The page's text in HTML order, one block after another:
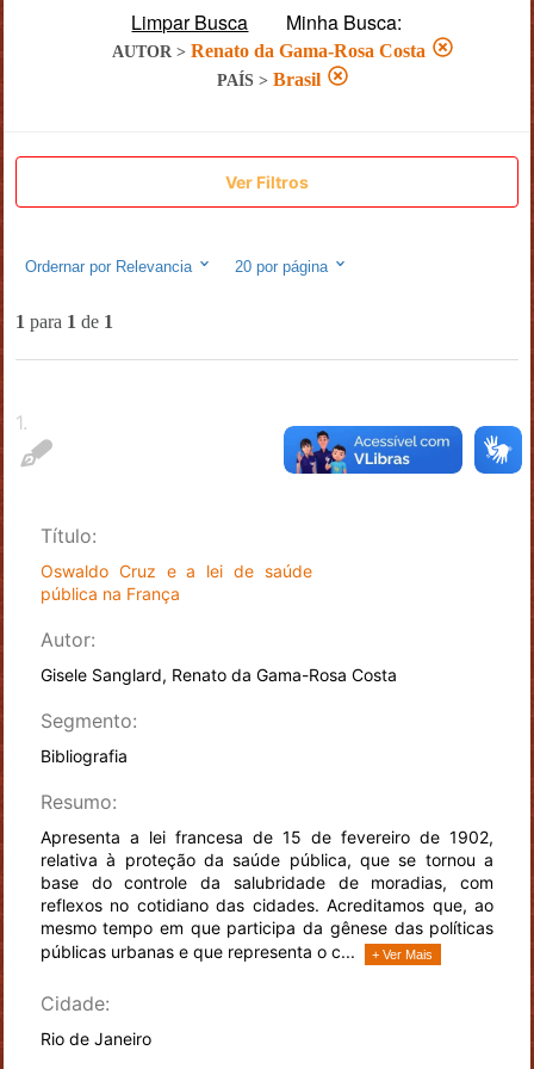
Limpar Busca Minha Busca:
AUTOR> Renato da Gama-Rosa Costa
PAÍS> Brasil
Ver Filtros
Ordernar por Relevancia 20por página
1 para 1 de 1
1.
Título:
Oswaldo Cruz e a lei de saúde
pública na França
Autor:
Gisele Sanglard, Renato da Gama-Rosa Costa
Segmento:
Bibliografia
Resumo:
Apresenta a lei francesa de 15 de fevereiro de 1902,
relativa à proteção da saúde pública, que se tornou a
base do controle da salubridade de moradias, com
reflexos no cotidiano das cidades. Acreditamos que, ao
mesmo tempo em que participa da gênese das políticas
públicas urbanas e que representa o c...
+ Ver Mais
Cidade:
Rio de Janeiro